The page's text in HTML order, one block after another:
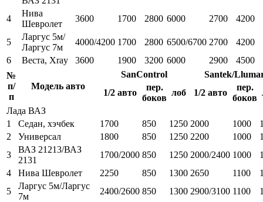
4
Нива
Шевролет
3600 1700 2800 6000 2700 4200
5
Ларгус 5м/
Ларгус 7м
4000/4200 1700 2800 6500/6700 2700
4200
6
Веста, Xray 3600 1900 3200 6000 2900
4500
№
п/
п
Модель авто
SanControl
Santek/
1/2 авто
пер.
боков
лоб 1/2 авто
пер.
боков
Лада ВАЗ
1
Седан, хэчбек 1700 850 1250 2000 1000
2
Универсал 1800 850 1250 2200 1000
3
ВАЗ 21213/ВАЗ
2131
1700/2000 850 1250 2000/2400 1000
4
Нива Шевролет 2250 850 1300 2650 1100
5
Ларгус 5м/Ларгус
7м
2400/2600 850 1300 2900/3100 1100